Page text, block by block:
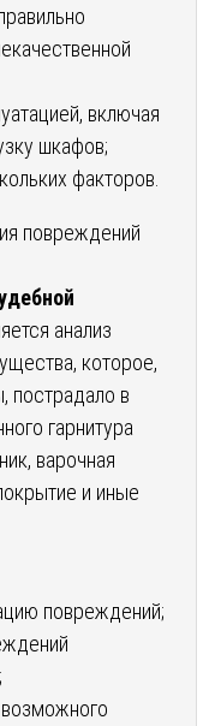
включая
шкафов;
факторов.
повреждений
анализ
которое,
пострадало в
гарнитура
варочная
и иные
повреждений;